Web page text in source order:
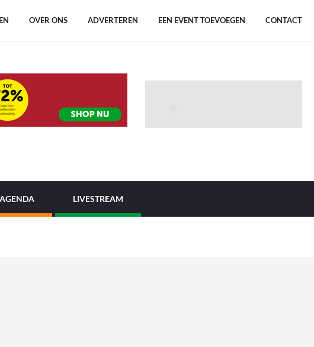
OVER ONS ADVERTEREN EEN EVENT TOEVOEGEN CONTACT
AGENDA LIVESTREAM